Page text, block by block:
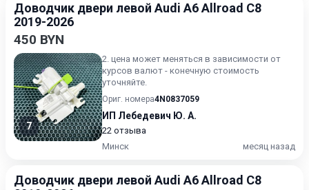
Доводчик двери левой Audi A6 Allroad C8
2019-2026
450 BYN
7
2. цена может меняться в зависимости от
курсов валют - конечную стоимость
уточняйте.
Ориг. номера4N0837059
ИП Лебедевич Ю. А.
22 отзыва
Минск
месяц назад
Доводчик двери левой Audi A6 Allroad C8